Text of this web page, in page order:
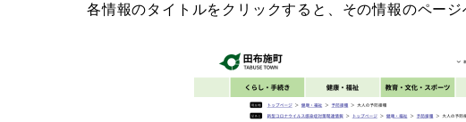
各情報のタイトルをクリックすると、その情報のペー